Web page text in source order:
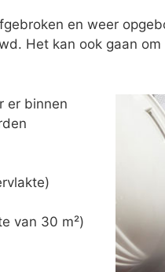
en weer
Het kan ook gaan
er binnen
van 30 m²)